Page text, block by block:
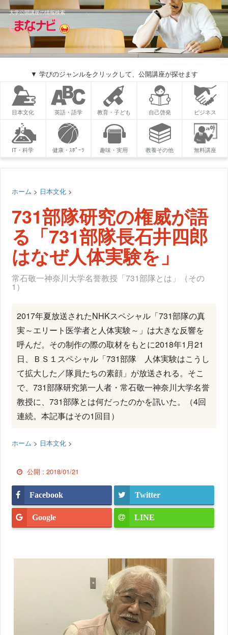
大学公開講座の情報検索
▼ 学びのジャンルをクリックして、公開講座が探せます
日本文化 英語・語学 教育・子ども 自己啓発 ビジネス
IT・科学 健康・ｽﾎﾟｰﾂ 趣味・実用 教養その他 無料講座
ホーム > 日本文化 >
731部隊研究の権威が語
る「731部隊長石井四郎
はなぜ人体実験を」
常石敬一神奈川大学名誉教授「731部隊とは」（その
1）
2017年夏放送されたNHKスペシャル「731部隊の真
実～エリート医学者と人体実験～」は大きな反響を
呼んだ。その制作の際の取材をもとに2018年1月21
日、ＢＳ１スペシャル「731部隊 人体実験はこうし
て拡大した／隊員たちの素顔」が放送される。そこ
で、731部隊研究第一人者・常石敬一神奈川大学名誉
教授に、731部隊とは何だったのかを訊いた。（4回
連続。本記事はその1回目）
ホーム > 日本文化 >
公開 :2018/01/21
Facebook Twitter
Google LINE